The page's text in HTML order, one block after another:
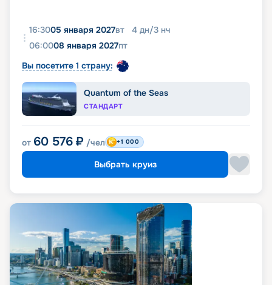
16:3005 января 2027вт 4 дн/3 нч
06:0008 января 2027пт
Вы посетите 1 страну:
Quantum of the Seas
СТАНДАРТ
от 60 576 ₽ /чел +1 000
Выбрать круиз